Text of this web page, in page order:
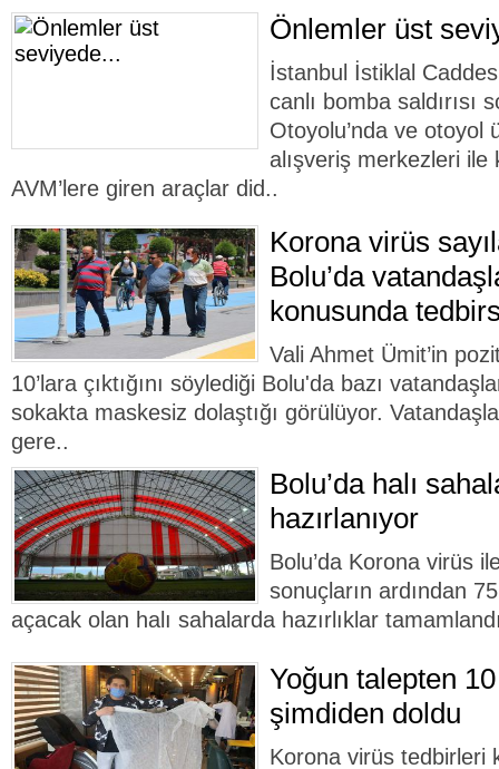
Önlemler üst
İstanbul İstiklal
canlı bomba saldırısı
Otoyolu’nda ve otoyol
alışveriş merkezleri
AVM’lere giren araçlar did..
Korona virüs
Bolu’da
konusunda
Vali Ahmet Ümit’in
10’lara çıktığını söylediği Bolu'da bazı
sokakta maskesiz dolaştığı görülüyor.
gere..
Bolu’da halı
hazırlanıyor
Bolu’da Korona virüs
sonuçların ardından
açacak olan halı sahalarda hazırlıklar
Yoğun talepten
şimdiden doldu
Korona virüs tedbirleri